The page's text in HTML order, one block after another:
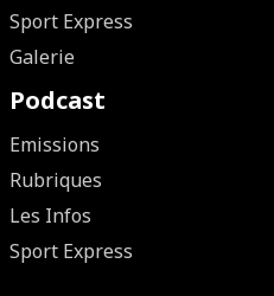
Sport Express
Galerie
Podcast
Emissions
Rubriques
Les Infos
Sport Express